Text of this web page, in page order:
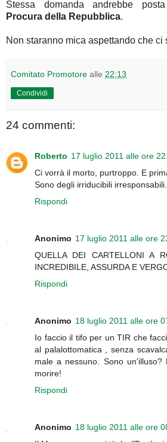
Stessa domanda andrebbe
Procura della Repubblica.
Non staranno mica aspettando che ci
Comitato Promotore alle 22:13
Condividi
24 commenti:
Roberto 17 luglio 2011 alle ore
Ci vorrà il morto, purtroppo. E
Sono degli irriducibili irresponsabili.
Rispondi
Anonimo 17 luglio 2011 alle ore
QUELLA DEI CARTELLONI A
INCREDIBILE, ASSURDA E
Rispondi
Anonimo 18 luglio 2011 alle ore
Io faccio il tifo per un TIR che
al palalottomatica , senza
male a nessuno. Sono
morire!
Rispondi
Anonimo 18 luglio 2011 alle ore